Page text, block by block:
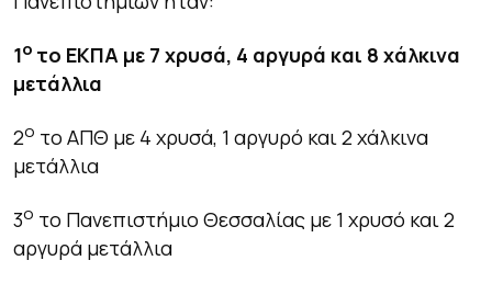
1ο το ΕΚΠΑ με 7 χρυσά, 4 αργυρά και 8 χάλκινα
μετάλλια
2ο το ΑΠΘ με 4 χρυσά, 1 αργυρό και 2 χάλκινα
μετάλλια
3ο το Πανεπιστήμιο Θεσσαλίας με 1 χρυσό και 2
αργυρά μετάλλια